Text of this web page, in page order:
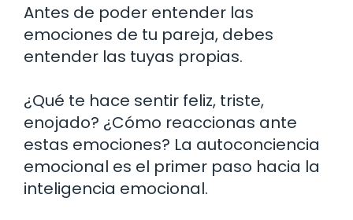
Antes de poder entender las
emociones de tu pareja, debes
entender las tuyas propias.
¿Qué te hace sentir feliz, triste,
enojado? ¿Cómo reaccionas ante
estas emociones? La autoconciencia
emocional es el primer paso hacia la
inteligencia emocional.